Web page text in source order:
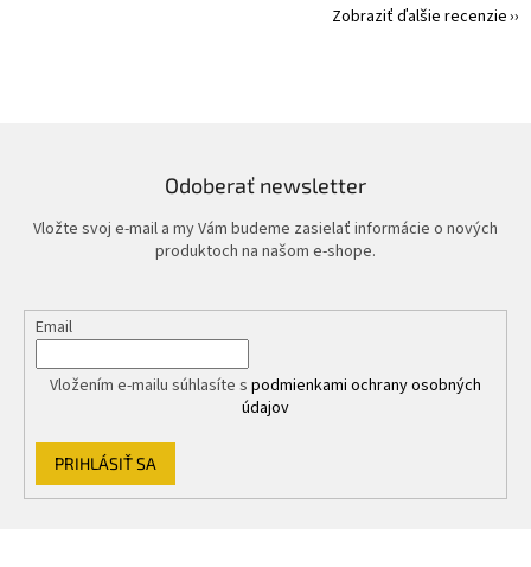
Zobraziť ďalšie recenzie
Odoberať newsletter
Vložte svoj e-mail a my Vám budeme zasielať informácie o nových
produktoch na našom e-shope.
Email
Vložením e-mailu súhlasíte s podmienkami ochrany osobných
údajov
PRIHLÁSIŤ SA